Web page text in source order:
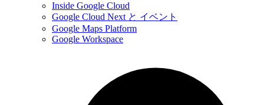
Inside Google Cloud
Google Cloud Next と イベント
Google Maps Platform
Google Workspace